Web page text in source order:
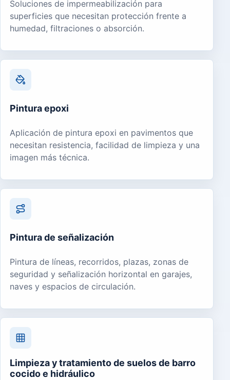
Soluciones de impermeabilización para
superficies que necesitan protección frente a
humedad, filtraciones o absorción.
Pintura epoxi
Aplicación de pintura epoxi en pavimentos que
necesitan resistencia, facilidad de limpieza y una
imagen más técnica.
Pintura de señalización
Pintura de líneas, recorridos, plazas, zonas de
seguridad y señalización horizontal en garajes,
naves y espacios de circulación.
Limpieza y tratamiento de suelos de barro
cocido e hidráulico